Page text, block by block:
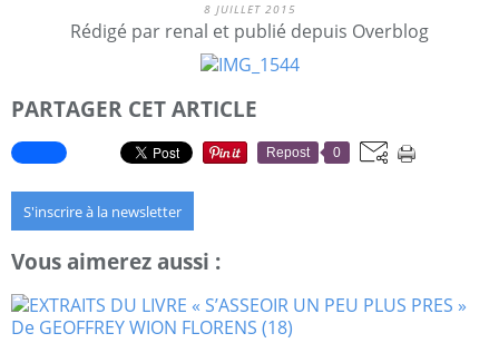
8 JUILLET 2015
Rédigé par renal et publié depuis Overblog
PARTAGER CET ARTICLE
Repost 0
S'inscrire à la newsletter
Vous aimerez aussi :